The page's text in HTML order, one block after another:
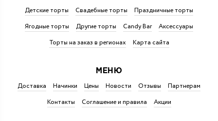
Детские торты Свадебные торты
Праздничные торты
Ягодные торты
Другие торты Candy Bar
Аксессуары
Торты на заказ в регионах
Карта сайта
МЕНЮ
Доставка Начинки Цены Новости Отзывы
Партнерам
Контакты
Соглашение и правила Акции